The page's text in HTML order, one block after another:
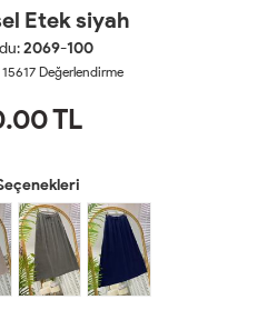
Etek siyah
2069-100
15617 Değerlendirme
TL